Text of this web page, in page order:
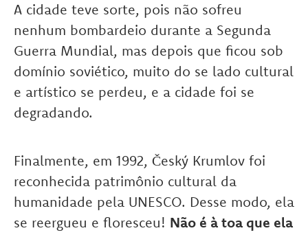
A cidade teve sorte, pois não sofreu
nenhum bombardeio durante a Segunda
Guerra Mundial, mas depois que ficou sob
domínio soviético, muito do se lado cultural
e artístico se perdeu, e a cidade foi se
degradando.
Finalmente, em 1992, Český Krumlov foi
reconhecida patrimônio cultural da
humanidade pela UNESCO. Desse modo, ela
se reergueu e floresceu! Não é à toa que ela